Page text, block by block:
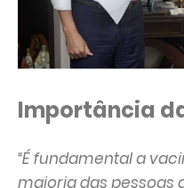
Importância
“É fundamental a
maioria das pessoas